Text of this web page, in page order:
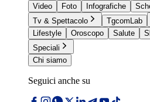
Video
Foto Infografiche
Tv & Spettacolo
TgcomLab
Lifestyle
Oroscopo Salute
Speciali
Chi siamo
Seguici anche su